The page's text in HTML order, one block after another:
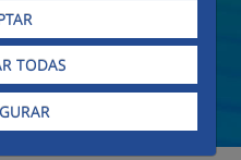
TODAS